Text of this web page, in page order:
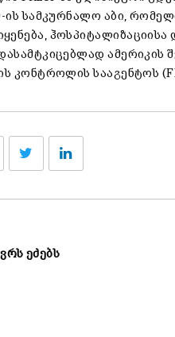
ის სამკურნალო აბი,
ჰოსპიტალიზაციისა
ამერიკის
კონტროლის სააგენტოს
FacebookTwitter
ეძებს